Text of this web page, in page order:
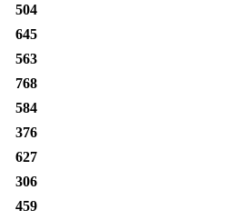
504
645
563
768
584
376
627
306
459